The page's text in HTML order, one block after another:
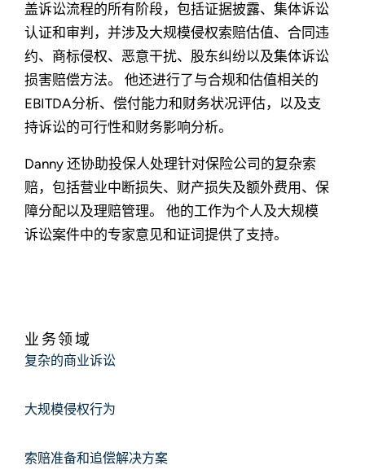
盖诉讼流程的所有阶段，包括证据披露、集体诉讼
认证和审判，并涉及大规模侵权索赔估值、合同违
约、商标侵权、恶意干扰、股东纠纷以及集体诉讼
损害赔偿方法。 他还进行了与合规和估值相关的
EBITDA分析、偿付能力和财务状况评估，以及支
持诉讼的可行性和财务影响分析。
Danny 还协助投保人处理针对保险公司的复杂索
赔，包括营业中断损失、财产损失及额外费用、保
障分配以及理赔管理。 他的工作为个人及大规模
诉讼案件中的专家意见和证词提供了支持。
业务领域
复杂的商业诉讼
大规模侵权行为
索赔准备和追偿解决方案